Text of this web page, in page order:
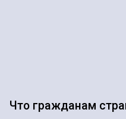
Что гражданам